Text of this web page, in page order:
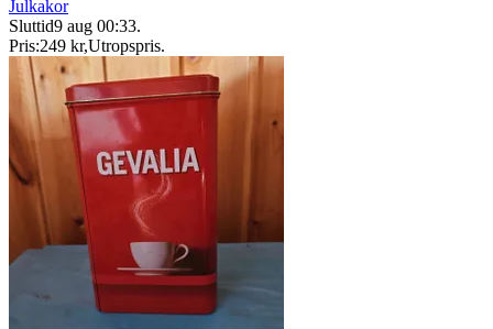
Julkakor
Sluttid9 aug 00:33.
Pris:249 kr,Utropspris.